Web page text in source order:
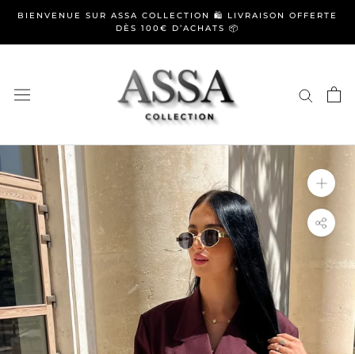
contenu
BIENVENUE SUR ASSA COLLECTION 🛍️ LIVRAISON OFFERTE
DÈS 100€ D’ACHATS 📦